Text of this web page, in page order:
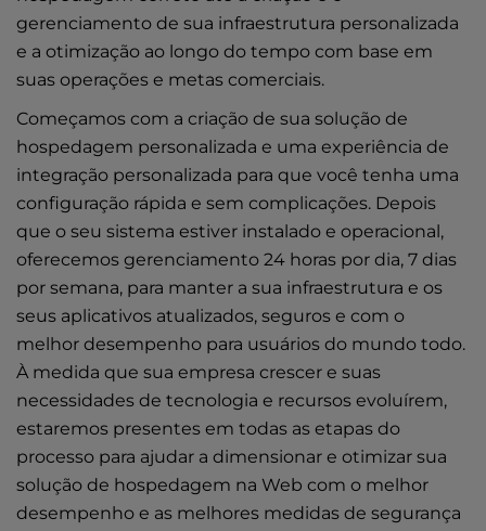
gerenciamento de sua infraestrutura personalizada
e a otimização ao longo do tempo com base em
suas operações e metas comerciais.
Começamos com a criação de sua solução de
hospedagem personalizada e uma experiência de
integração personalizada para que você tenha uma
configuração rápida e sem complicações. Depois
que o seu sistema estiver instalado e operacional,
oferecemos gerenciamento 24 horas por dia, 7 dias
por semana, para manter a sua infraestrutura e os
seus aplicativos atualizados, seguros e com o
melhor desempenho para usuários do mundo todo.
À medida que sua empresa crescer e suas
necessidades de tecnologia e recursos evoluírem,
estaremos presentes em todas as etapas do
processo para ajudar a dimensionar e otimizar sua
solução de hospedagem na Web com o melhor
desempenho e as melhores medidas de segurança